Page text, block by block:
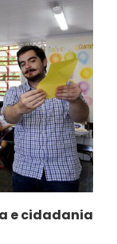
e cidadania